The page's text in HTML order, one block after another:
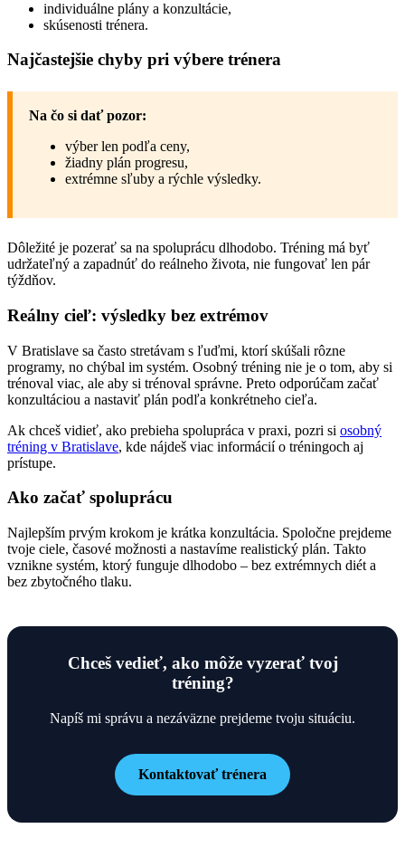
individuálne plány a konzultácie,
skúsenosti trénera.
Najčastejšie chyby pri výbere trénera
Na čo si dať pozor:
výber len podľa ceny,
žiadny plán progresu,
extrémne sľuby a rýchle výsledky.
Dôležité je pozerať sa na spoluprácu dlhodobo. Tréning má byť
udržateľný a zapadnúť do reálneho života, nie fungovať len pár
týždňov.
Reálny cieľ: výsledky bez extrémov
V Bratislave sa často stretávam s ľuďmi, ktorí skúšali rôzne
programy, no chýbal im systém. Osobný tréning nie je o tom, aby si
trénoval viac, ale aby si trénoval správne. Preto odporúčam začať
konzultáciou a nastaviť plán podľa konkrétneho cieľa.
Ak chceš vidieť, ako prebieha spolupráca v praxi, pozri si osobný
tréning v Bratislave, kde nájdeš viac informácií o tréningoch aj
prístupe.
Ako začať spoluprácu
Najlepším prvým krokom je krátka konzultácia. Spoločne prejdeme
tvoje ciele, časové možnosti a nastavíme realistický plán. Takto
vznikne systém, ktorý funguje dlhodobo – bez extrémnych diét a
bez zbytočného tlaku.
Chceš vedieť, ako môže vyzerať tvoj
tréning?
Napíš mi správu a nezáväzne prejdeme tvoju situáciu.
Kontaktovať trénera